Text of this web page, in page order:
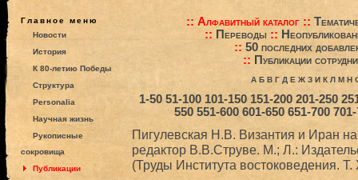
Главное меню
Новости
История
К 80-летию Победы
Структура
Personalia
Научная жизнь
Рукописные
сокровища
Публикации
:: Алфавитный каталог ::
:: Переводы::
:: 50 последних
:: Публикации
А Б В Г Д Е Ж З И К Л М Н
1-50 51-100 101-150 151-200 201-250
550 551-600 601-650 651-700
Пигулевская Н.В. Византия и Иран
редактор В.В.Струве. М.; Л.:
(Труды Института востоковедения. Т.